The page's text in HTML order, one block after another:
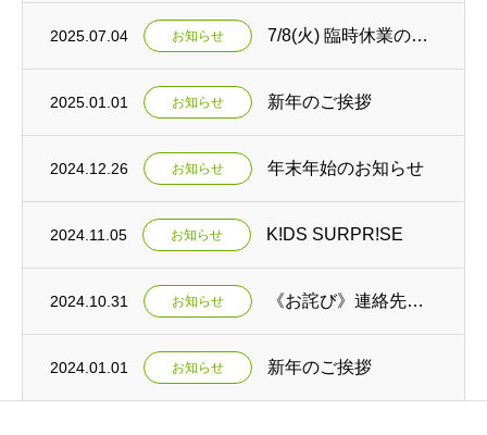
2025.07.04 お知らせ 7/8(火) 臨時休業のお知らせ
2025.01.01 お知らせ 新年のご挨拶
2024.12.26 お知らせ 年末年始のお知らせ
2024.11.05 お知らせ K!DS SURPR!SE
2024.10.31 お知らせ 《お詫び》連絡先番号の相違のお知らせ
2024.01.01 お知らせ 新年のご挨拶